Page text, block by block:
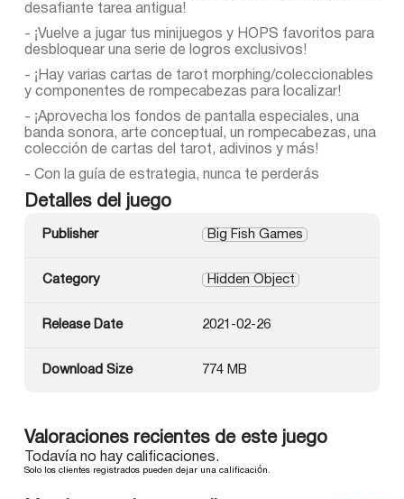
desafiante tarea antigua!
- ¡Vuelve a jugar tus minijuegos y HOPS favoritos para
desbloquear una serie de logros exclusivos!
- ¡Hay varias cartas de tarot morphing/coleccionables
y componentes de rompecabezas para localizar!
- ¡Aprovecha los fondos de pantalla especiales, una
banda sonora, arte conceptual, un rompecabezas, una
colección de cartas del tarot, adivinos y más!
- Con la guía de estrategia, nunca te perderás
Detalles del juego
Publisher Big Fish Games
Category Hidden Object
Release Date 2021-02-26
Download Size 774 MB
Valoraciones recientes de este juego
Todavía no hay calificaciones.
Solo los clientes registrados pueden dejar una calificación.